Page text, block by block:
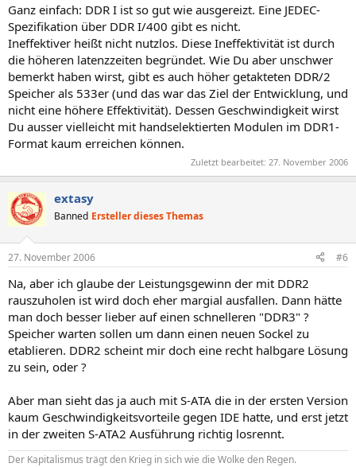
Ganz einfach: DDR I ist so gut wie ausgereizt. Eine JEDEC-
Spezifikation über DDR I/400 gibt es nicht.
Ineffektiver heißt nicht nutzlos. Diese Ineffektivität ist durch
die höheren latenzzeiten begründet. Wie Du aber unschwer
bemerkt haben wirst, gibt es auch höher getakteten DDR/2
Speicher als 533er (und das war das Ziel der Entwicklung, und
nicht eine höhere Effektivität). Dessen Geschwindigkeit wirst
Du ausser vielleicht mit handselektierten Modulen im DDR1-
Format kaum erreichen können.
Zuletzt bearbeitet: 27. November 2006
extasy
Banned Ersteller dieses Themas
27. November 2006 #6
Na, aber ich glaube der Leistungsgewinn der mit DDR2
rauszuholen ist wird doch eher margial ausfallen. Dann hätte
man doch besser lieber auf einen schnelleren "DDR3" ?
Speicher warten sollen um dann einen neuen Sockel zu
etablieren. DDR2 scheint mir doch eine recht halbgare Lösung
zu sein, oder ?
Aber man sieht das ja auch mit S-ATA die in der ersten Version
kaum Geschwindigkeitsvorteile gegen IDE hatte, und erst jetzt
in der zweiten S-ATA2 Ausführung richtig losrennt.
Der Kapitalismus trägt den Krieg in sich wie die Wolke den Regen.